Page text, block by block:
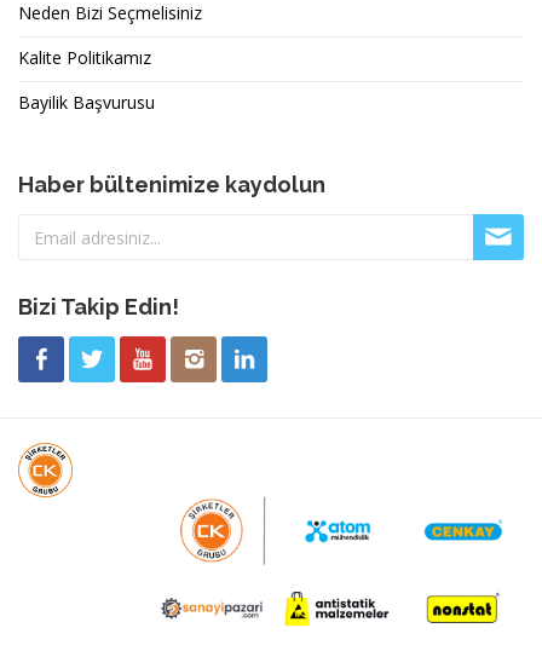
Neden Bizi Seçmelisiniz
Kalite Politikamız
Bayilik Başvurusu
Haber bültenimize kaydolun
Bizi Takip Edin!